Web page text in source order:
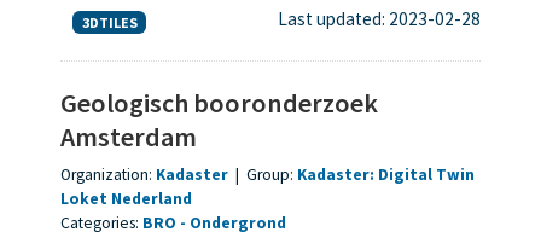
3DTILES Last updated: 2023-02-28
Geologisch booronderzoek
Amsterdam
Organization: Kadaster | Group: Kadaster: Digital Twin
Loket Nederland
Categories: BRO Ondergrond